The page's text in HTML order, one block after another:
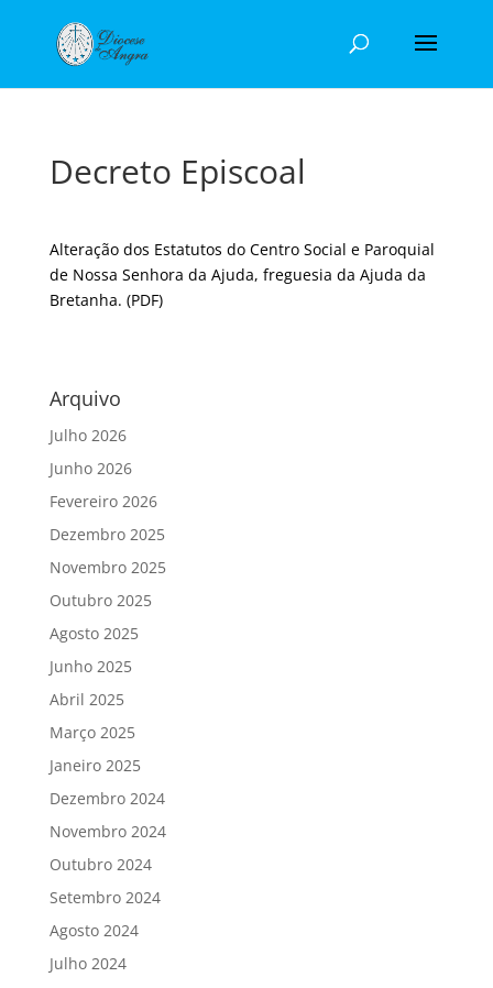
Decreto Episcoal
Alteração dos Estatutos do Centro Social e Paroquial
de Nossa Senhora da Ajuda, freguesia da Ajuda da
Bretanha. (PDF)
Arquivo
Julho 2026
Junho 2026
Fevereiro 2026
Dezembro 2025
Novembro 2025
Outubro 2025
Agosto 2025
Junho 2025
Abril 2025
Março 2025
Janeiro 2025
Dezembro 2024
Novembro 2024
Outubro 2024
Setembro 2024
Agosto 2024
Julho 2024